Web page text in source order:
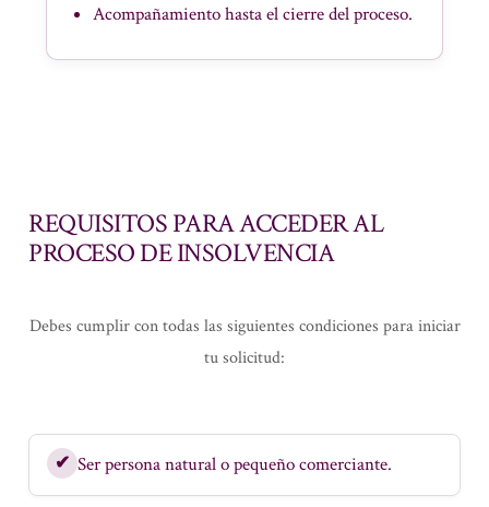
Acompañamiento hasta el cierre del proceso.
REQUISITOS PARA ACCEDER AL
PROCESO DE INSOLVENCIA
Debes cumplir con todas las siguientes condiciones para iniciar
tu solicitud:
✔ Ser persona natural o pequeño comerciante.